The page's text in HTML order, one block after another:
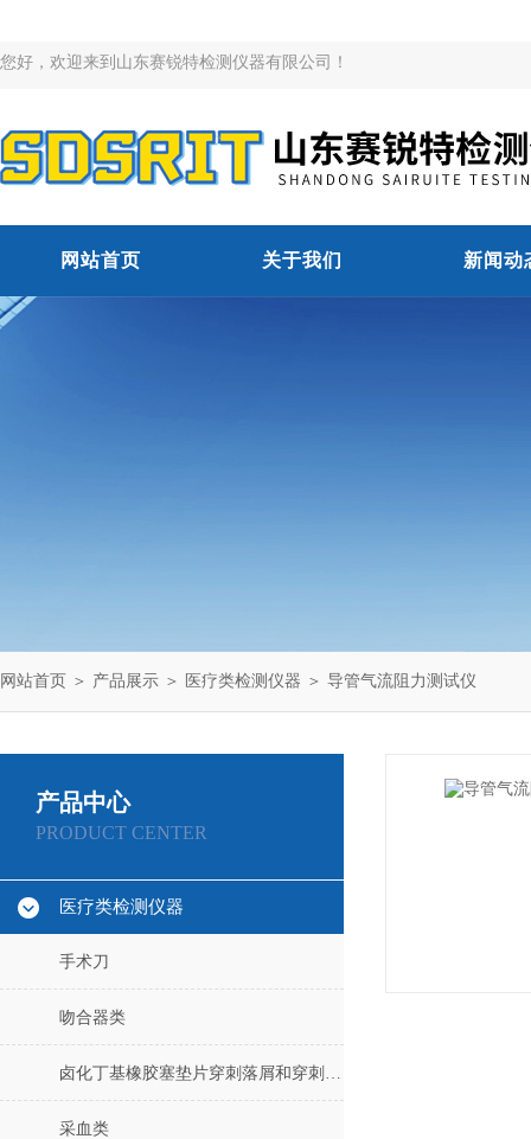
您好，欢迎来到山东赛锐特检测仪器有限公司！
网站首页 关于我们 新闻动
网站首页 ＞ 产品展示 ＞ 医疗类检测仪器 ＞ 导管气流阻力测试仪
产品中心
PRODUCT CENTER
医疗类检测仪器
手术刀
吻合器类
卤化丁基橡胶塞垫片穿刺落屑和穿刺力测试仪
采血类